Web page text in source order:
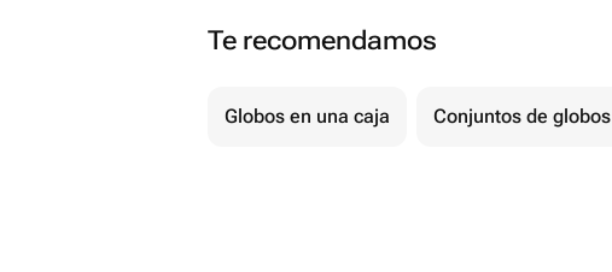
Te recomendamos
Globos en una caja Conjuntos de globos